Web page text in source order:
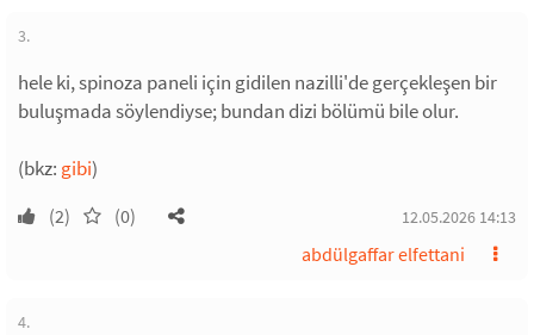
3.
hele ki, spinoza paneli için gidilen nazilli'de gerçekleşen bir
buluşmada söylendiyse; bundan dizi bölümü bile olur.
(bkz: gibi)
(2) (0) 12.05.2026 14:13
abdülgaffar elfettani
4.